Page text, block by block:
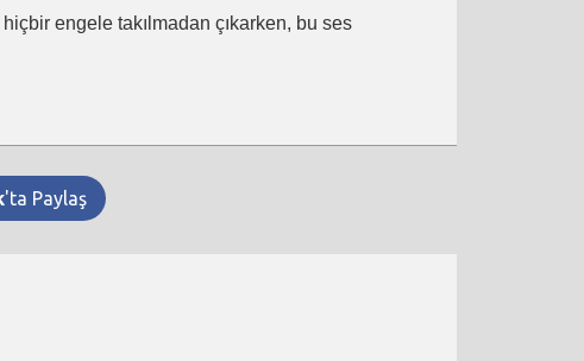
engele takılmadan çıkarken, bu ses
'ta Paylaş